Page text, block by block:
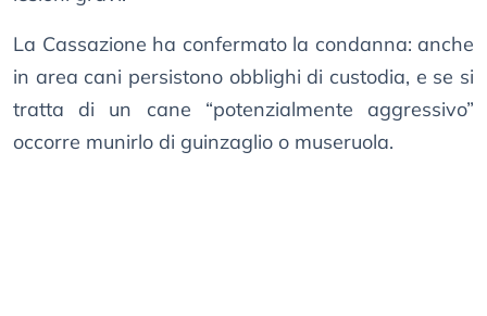
La Cassazione ha confermato la condanna: anche
in area cani persistono obblighi di custodia, e se si
tratta di un cane “potenzialmente aggressivo”
occorre munirlo di guinzaglio o museruola.